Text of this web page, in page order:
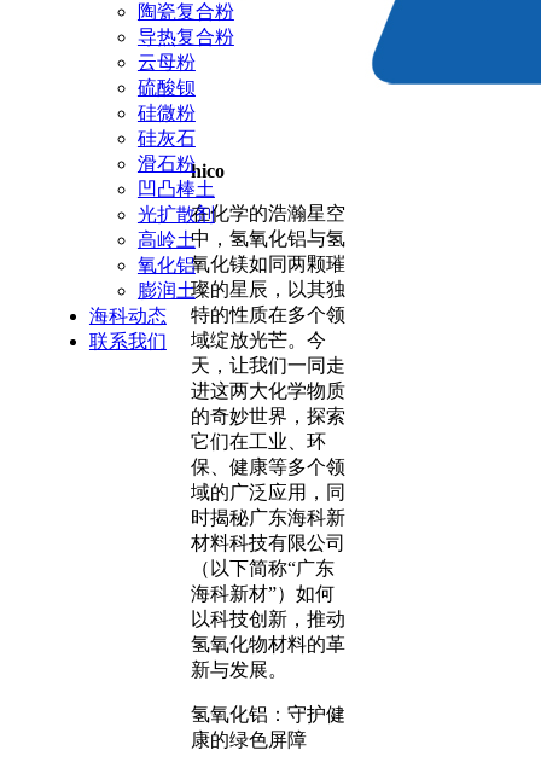
陶瓷复合粉
导热复合粉
云母粉
硫酸钡
硅微粉
硅灰石
滑石粉
凹凸棒土
光扩散剂
高岭土
氧化铝
膨润土
海科动态
联系我们
hico
在化学的浩瀚星空
中，氢氧化铝与氢
氧化镁如同两颗璀
璨的星辰，以其独
特的性质在多个领
域绽放光芒。今
天，让我们一同走
进这两大化学物质
的奇妙世界，探索
它们在工业、环
保、健康等多个领
域的广泛应用，同
时揭秘广东海科新
材料科技有限公司
（以下简称“广东
海科新材”）如何
以科技创新，推动
氢氧化物材料的革
新与发展。
氢氧化铝：守护健
康的绿色屏障